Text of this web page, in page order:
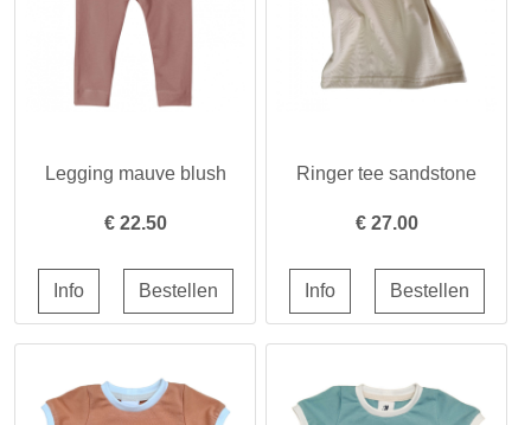
Legging mauve blush
€ 22.50
Ringer tee sandstone
€ 27.00